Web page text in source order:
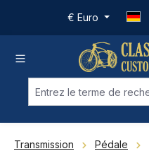
Passer au contenu principal
€ Euro
Transmission Pédale